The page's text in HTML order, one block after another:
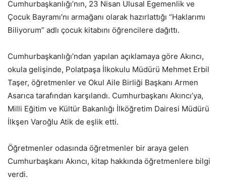
Cumhurbaşkanlığı’nın, 23 Nisan Ulusal Egemenlik ve
Çocuk Bayramı’nı armağanı olarak hazırlattığı “Haklarımı
Biliyorum” adlı çocuk kitabını öğrencilere dağıttı.
Cumhurbaşkanlığı’ndan yapılan açıklamaya göre Akıncı,
okula gelişinde, Polatpaşa İlkokulu Müdürü Mehmet Erbil
Taşer, öğretmenler ve Okul Aile Birliği Başkanı Armen
Asarıca tarafından karşılandı. Cumhurbaşkanı Akıncı’ya,
Milli Eğitim ve Kültür Bakanlığı İlköğretim Dairesi Müdürü
İlkşen Varoğlu Atik de eşlik etti.
Öğretmenler odasında öğretmenler bir araya gelen
Cumhurbaşkanı Akıncı, kitap hakkında öğretmenlere bilgi
verdi.